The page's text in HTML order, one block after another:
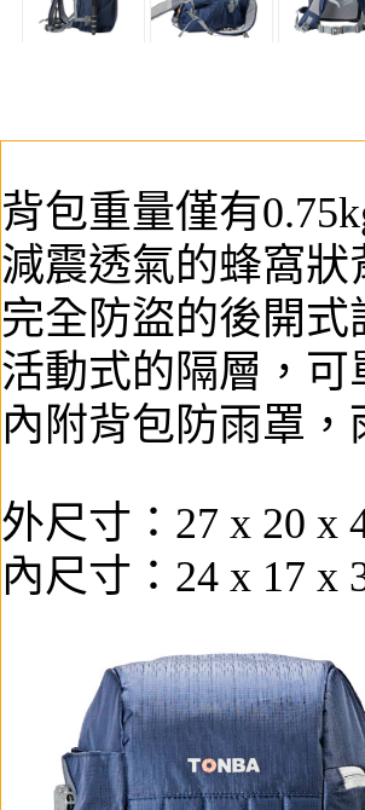
背包重量僅有
減震透氣的蜂窩
完全防盜的後開
活動式的隔層，可
內附背包防雨罩
外尺寸：27 x 20 x
內尺寸：24 x 17 x